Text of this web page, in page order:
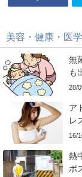
美容・健康・医学
無
も
28/
ア
レ
16/
熱
ポ